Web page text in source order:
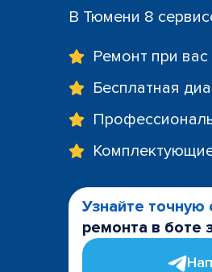
В Тюмени 8
Ремонт при
Бесплатная
Узнайте точную
ремонта в боте